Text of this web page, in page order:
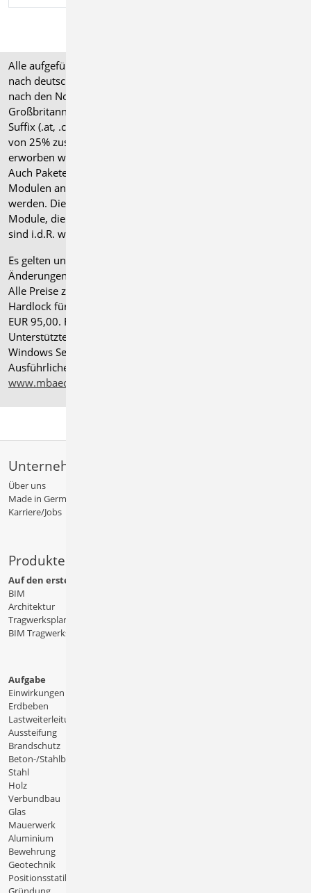
Alle aufgeführten Preise verstehen sich für Module/Pakete
nach deutschen Normgrundlagen (".de"). Module, die auch
nach den Normen für Österreich, Schweiz, Italien und
Großbritannien verfügbar sind, tragen ein entsprechendes
Suffix (.at, .ch, .it bzw. .uk) und können gegen einen Aufpreis
von 25% zusammen mit dem jeweiligen ".de"-Modul
erworben werden.
Auch Pakete können gegen einen Aufpreis von 25% mit
Modulen anderer Normen (.at, .ch, .it bzw. .uk) erweitert
werden. Die Paketerweiterung umfasst alle entsprechenden
Module, die zum Zeitpunkt des Kaufs verfügbar sind. Das
sind i.d.R. weniger Module als nach deutscher Norm.
Es gelten unsere
Änderungen und Irrtümer vorbehalten.
Alle Preise zzgl. Versandkosten und gesetzlicher MwSt.
Hardlock für Einzelplatzlizenz, je Arbeitsplatz erforderlich
EUR 95,00. Folgelizenz-/Netzwerkbedingungen auf Anfrage.
Unterstützte Betriebssysteme: Windows
Windows Server 2025 mit Windows Terminal Server.
Ausführliche Informationen auf
www.mbaec.de/service/systemvoraussetzungen
Unternehmen
Über uns
Made in Germany
Karriere/Jobs
Produkte
Auf den ersten Blick
BIM
Architektur
Tragwerksplanung
BIM Tragwerksplanung
Aufgabe
Einwirkungen
Erdbeben
Lastweiterleitung
Aussteifung
Brandschutz
Beton-/Stahlbeton
Stahl
Holz
Verbundbau
Glas
Mauerwerk
Aluminium
Bewehrung
Geotechnik
Positionsstatik